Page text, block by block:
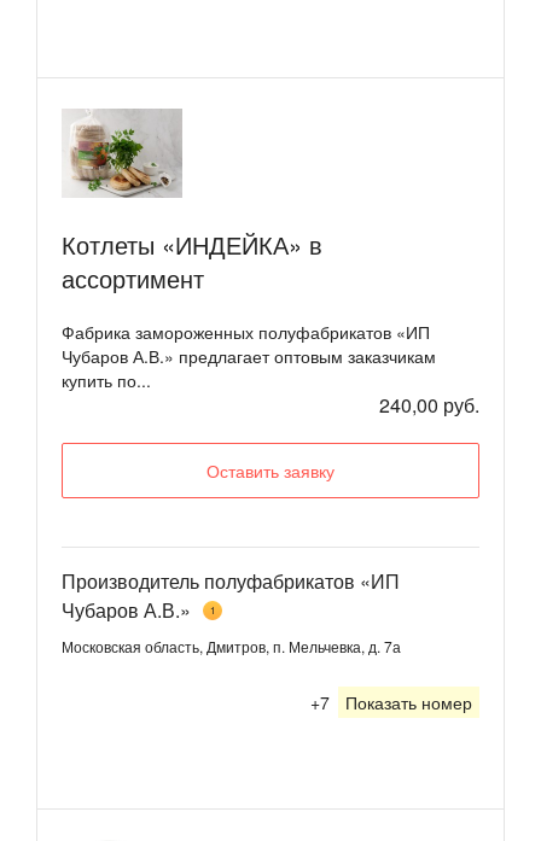
Котлеты «ИНДЕЙКА» в
ассортимент
Фабрика замороженных полуфабрикатов «ИП
Чубаров А.В.» предлагает оптовым заказчикам
купить по...
240,00 руб.
Оставить заявку
Производитель полуфабрикатов «ИП
Чубаров А.В.»
1
Московская область, Дмитров, п. Мельчевка, д. 7а
+7 Показать номер